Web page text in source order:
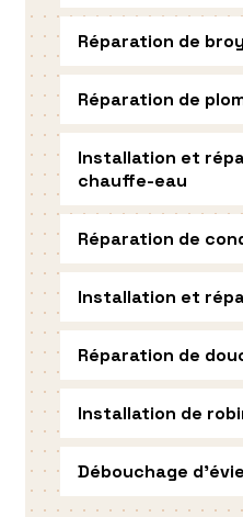
Réparation de
Réparation de
Installation et
chauffe-eau
Réparation de
Installation et
Réparation de
Installation de
Débouchage